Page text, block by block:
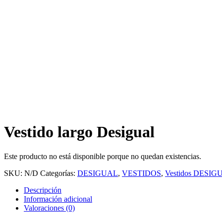
Vestido largo Desigual
Este producto no está disponible porque no quedan existencias.
SKU: N/D Categorías: DESIGUAL, VESTIDOS, Vestidos
Descripción
Información adicional
Valoraciones (0)